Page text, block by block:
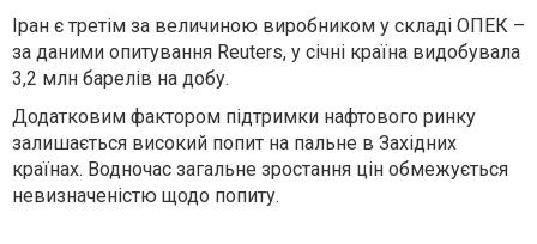
Іран є третім за величиною виробником у складі ОПЕК –
за даними опитування Reuters, у січні країна видобувала
3,2 млн барелів на добу.
Додатковим фактором підтримки нафтового ринку
залишається високий попит на пальне в Західних
країнах. Водночас загальне зростання цін обмежується
невизначеністю щодо попиту.